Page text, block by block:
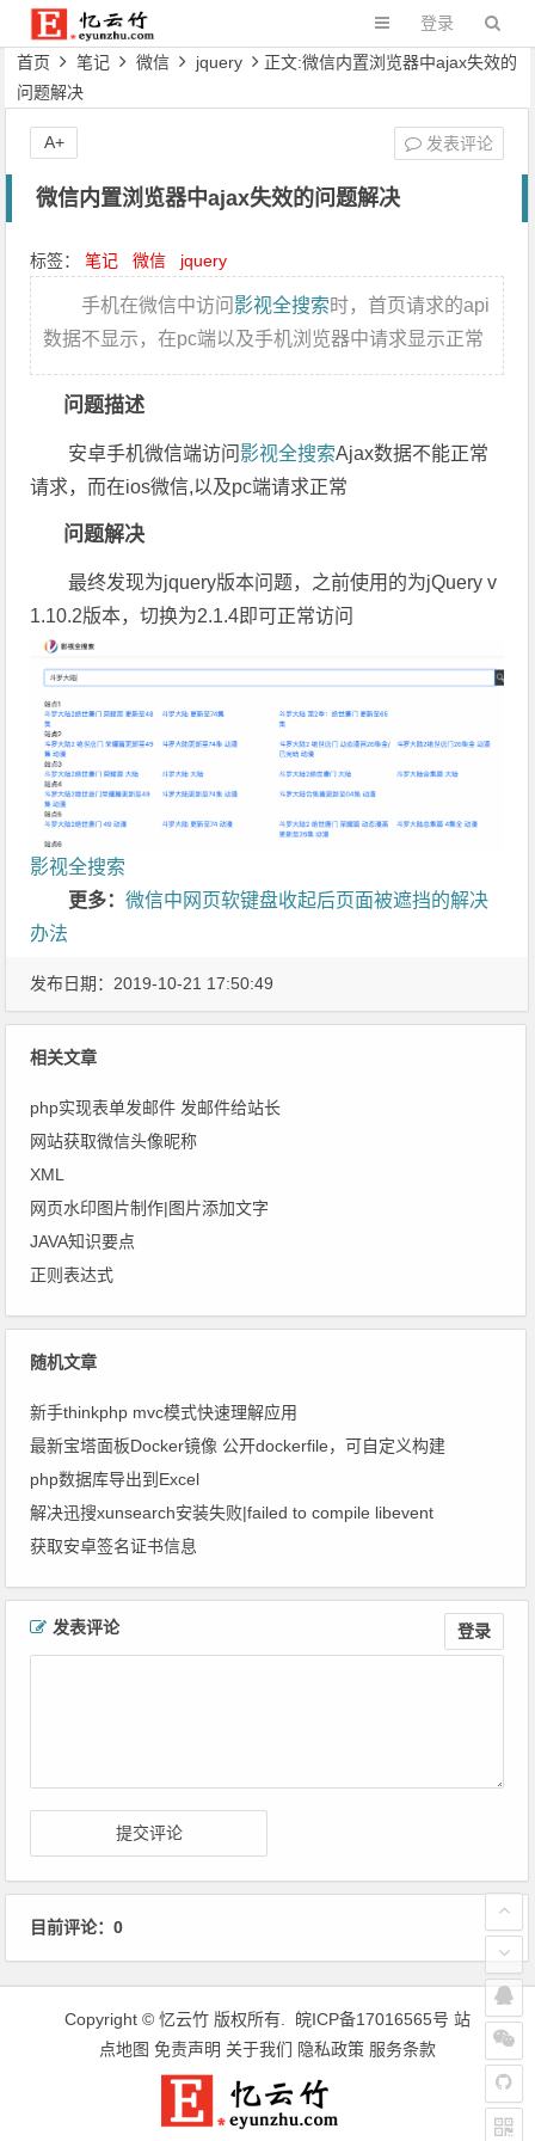
登录
首页 笔记 微信 jquery
正文:微信内置浏览器中ajax失效的
问题解决
微信内置浏览器中ajax失效的问题解决
标签：笔记 微信 jquery
手机在微信中访问 影视全搜索时，首页请求的api
数据不显示，在pc端以及手机浏览器中请求显示正常
问题描述
安卓手机微信端访问 影视全搜索Ajax数据不能正常
请求，而在ios微信,以及pc端请求正常
问题解决
最终发现为jquery版本问题，之前使用的为jQuery v
1.10.2版本，切换为2.1.4即可正常访问
影视全搜索
更多：微信中网页软键盘收起后页面被遮挡的解决
办法
发表评论
A+
发布日期：2019-10-21 17:50:49
相关文章
php实现表单发邮件 发邮件给站长
网站获取微信头像昵称
XML
网页水印图片制作|图片添加文字
JAVA知识要点
正则表达式
随机文章
新手thinkphp mvc模式快速理解应用
最新宝塔面板Docker镜像 公开dockerfile，可自定义构建
php数据库导出到Excel
解决迅搜xunsearch安装失败|failed to compile libevent
获取安卓签名证书信息
文章导航
发表评论 登录
目前评论：0
Copyright © 忆云竹 版权所有. 皖ICP备17016565号 站
点地图 免责声明 关于我们 隐私政策 服务条款